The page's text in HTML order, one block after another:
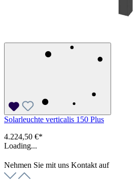
Solarleuchte verticalis 150 Plus
4.224,50 €*
Loading...
Nehmen Sie mit uns Kontakt auf